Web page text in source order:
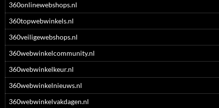
360onlinewebshops.nl
360topwebwinkels.nl
360veiligewebshops.nl
360webwinkelcommunity.nl
360webwinkelkeur.nl
360webwinkelnieuws.nl
360webwinkelvakdagen.nl